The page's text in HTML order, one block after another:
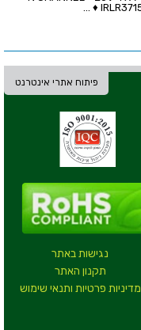
פיתוח אתרי אינטרנט
נגישות באתר
תקנון האתר
מדיניות פרטיות ותנאי שימוש